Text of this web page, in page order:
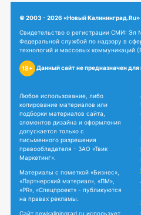
© 2003 - 2026 «Новый Калининград.Ru»
Свидетельство о регистрации СМИ:
Федеральной службой по надзору в
технологий и массовых коммуникаций
18+ Данный сайт не предназначен
Любое использование, либо
копирование материалов или
подборки материалов сайта,
элементов дизайна и оформления
допускается только с
письменного разрешения
правообладателя - ЗАО «Твик
Маркетинг».
Материалы с пометкой «Бизнес»,
«Партнерский материал», «ПМ»,
«PR», «Спецпроект» - публикуются
на правах рекламы.
Сайт newkaliningrad.ru использует